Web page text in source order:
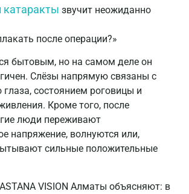
катаракты звучит неожиданно
после операции?»
бытовым, но на самом деле он
Слёзы напрямую связаны с
глаза, состоянием роговицы и
Кроме того, после
люди переживают
напряжение, волнуются или,
сильные положительные
VISION Алматы объясняют: в